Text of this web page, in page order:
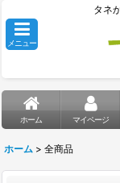
タネ
メニュー
ホーム マイページ
ホーム > 全商品